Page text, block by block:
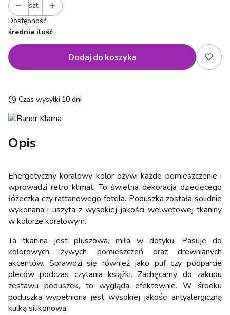
szt.
Dostępność:
średnia ilość
Dodaj do koszyka
Czas wysyłki:10 dni
Opis
Energetyczny koralowy kolor ożywi każde pomieszczenie i
wprowadzi retro klimat. To świetna dekoracja dziecięcego
łóżeczka czy rattanowego fotela. Poduszka została solidnie
wykonana i uszyta z wysokiej jakości welwetowej tkaniny
w kolorze koralowym.
Ta tkanina jest pluszowa, miła w dotyku. Pasuje do
kolorowych, żywych pomieszczeń oraz drewnianych
akcentów. Sprawdzi się również jako puf czy podparcie
pleców podczas czytania książki. Zachęcamy do zakupu
zestawu poduszek, to wygląda efektownie. W środku
poduszka wypełniona jest wysokiej jakości antyalergiczną
kulką silikonową.